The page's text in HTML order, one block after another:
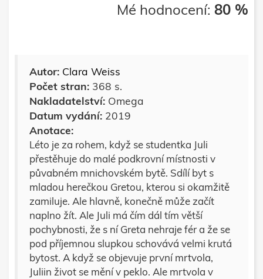
Mé hodnocení: 80 %
Autor: Clara Weiss
Počet stran: 368 s.
Nakladatelství: Omega
Datum vydání: 2019
Anotace:
Léto je za rohem, když se studentka Juli
přestěhuje do malé podkrovní místnosti v
půvabném mnichovském bytě. Sdílí byt s
mladou herečkou Gretou, kterou si okamžitě
zamiluje. Ale hlavně, konečně může začít
naplno žít. Ale Juli má čím dál tím větší
pochybnosti, že s ní Greta nehraje fér a že se
pod příjemnou slupkou schovává velmi krutá
bytost. A když se objevuje první mrtvola,
Juliin život se mění v peklo. Ale mrtvola v